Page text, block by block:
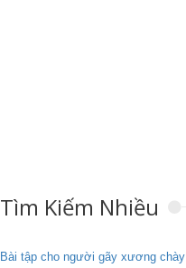
Tìm Kiếm Nhiều
Bài tập cho người gãy xương chày